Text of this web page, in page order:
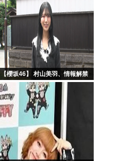
【櫻坂46】 村山美羽、情報解禁